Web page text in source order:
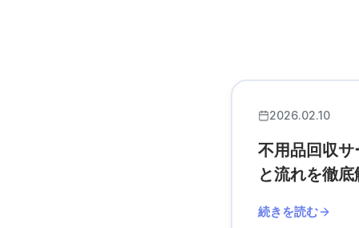
2026.02.10
不用品回収
と流れを徹
続きを読む